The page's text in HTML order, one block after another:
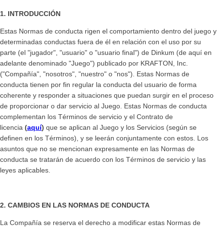
1. INTRODUCCIÓN
Estas Normas de conducta rigen el comportamiento dentro del juego y
determinadas conductas fuera de él en relación con el uso por su
parte (el "jugador", "usuario" o "usuario final") de Dinkum (de aquí en
adelante denominado "Juego") publicado por KRAFTON, Inc.
("Compañía", "nosotros", "nuestro" o "nos"). Estas Normas de
conducta tienen por fin regular la conducta del usuario de forma
coherente y responder a situaciones que puedan surgir en el proceso
de proporcionar o dar servicio al Juego. Estas Normas de conducta
complementan los Términos de servicio y el Contrato de
licencia (aquí) que se aplican al Juego y los Servicios (según se
definen en los Términos), y se leerán conjuntamente con estos. Los
asuntos que no se mencionan expresamente en las Normas de
conducta se tratarán de acuerdo con los Términos de servicio y las
leyes aplicables.
2. CAMBIOS EN LAS NORMAS DE CONDUCTA
La Compañía se reserva el derecho a modificar estas Normas de